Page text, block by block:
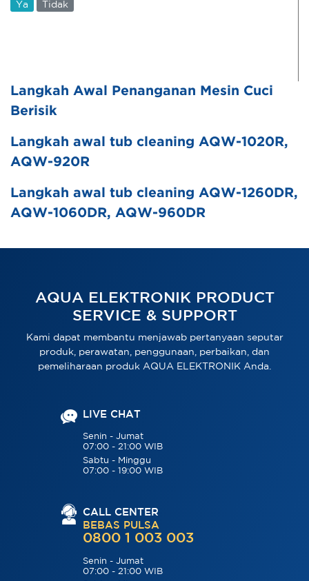
Ya Tidak
Langkah Awal Penanganan Mesin Cuci
Berisik
Langkah awal tub cleaning AQW-1020R,
AQW-920R
Langkah awal tub cleaning AQW-1260DR,
AQW-1060DR, AQW-960DR
AQUA ELEKTRONIK PRODUCT
SERVICE & SUPPORT
Kami dapat membantu menjawab pertanyaan seputar
produk, perawatan, penggunaan, perbaikan, dan
pemeliharaan produk AQUA ELEKTRONIK Anda.
LIVE CHAT
Senin - Jumat
07:00 - 21:00 WIB
Sabtu - Minggu
07:00 - 19:00 WIB
CALL CENTER
BEBAS PULSA
0800 1 003 003
Senin - Jumat
07:00 - 21:00 WIB